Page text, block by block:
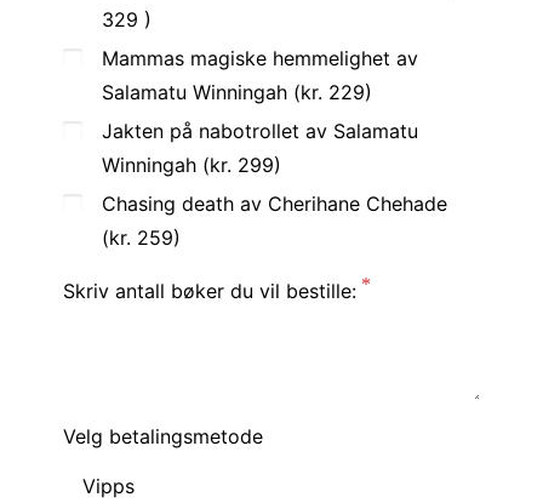
329 )
Mammas magiske hemmelighet av
Salamatu Winningah (kr. 229)
Jakten på nabotrollet av Salamatu
Winningah (kr. 299)
Chasing death av Cherihane Chehade
(kr. 259)
Skriv antall bøker du vil bestille:
Velg betalingsmetode